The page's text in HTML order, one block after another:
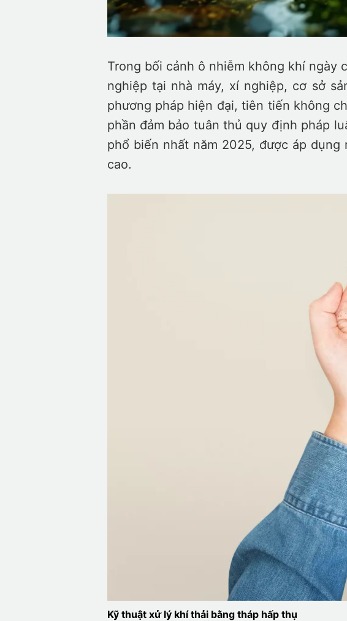
Trong bối cảnh ô nhiễm không khí ngày
nghiệp tại nhà máy, xí nghiệp, cơ sở
phương pháp hiện đại, tiên tiến không
phần đảm bảo tuân thủ quy định pháp
phổ biến nhất năm 2025, được áp
cao.
Kỹ thuật xử lý khí thải bằng tháp hấp thụ